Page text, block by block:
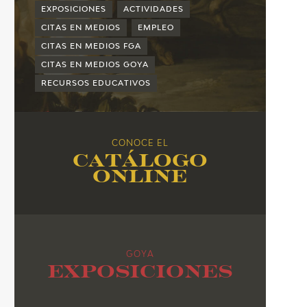
2015
2014
2013
2012
2011
2010
EXPOSICIONES ACTIVIDADES
CITAS EN MEDIOS EMPLEO
CITAS EN MEDIOS FGA
CITAS EN MEDIOS GOYA
RECURSOS EDUCATIVOS
CONOCE EL
Catálogo
online
GOYA
Exposiciones